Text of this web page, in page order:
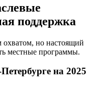
поддержка
но настоящий
местные программы.
на 2025